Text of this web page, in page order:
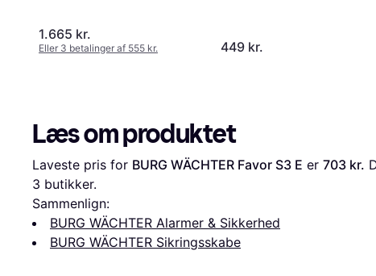
1.665 kr.
Eller 3 betalinger af 555 kr. 449 kr.
Læs om produktet
Laveste pris for BURG WÄCHTER Favor S3 E er 703 kr.
3 butikker.
Sammenlign:
BURG WÄCHTER Alarmer & Sikkerhed
BURG WÄCHTER Sikringsskabe